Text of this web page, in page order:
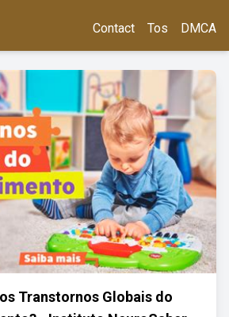
Contact Tos DMCA
Transtornos Globais do